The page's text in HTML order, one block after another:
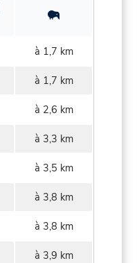
à 1,7 km
à 1,7 km
à 2,6 km
à 3,3 km
à 3,5 km
à 3,8 km
à 3,8 km
à 3,9 km